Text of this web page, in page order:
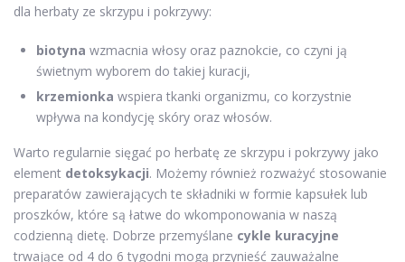
dla herbaty ze skrzypu i pokrzywy:
biotyna wzmacnia włosy oraz paznokcie, co czyni ją
świetnym wyborem do takiej kuracji,
krzemionka wspiera tkanki organizmu, co korzystnie
wpływa na kondycję skóry oraz włosów.
Warto regularnie sięgać po herbatę ze skrzypu i pokrzywy jako
element detoksykacji. Możemy również rozważyć stosowanie
preparatów zawierających te składniki w formie kapsułek lub
proszków, które są łatwe do wkomponowania w naszą
codzienną dietę. Dobrze przemyślane cykle kuracyjne
trwające od 4 do 6 tygodni mogą przynieść zauważalne